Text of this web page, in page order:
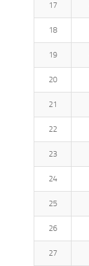
17
18
19
20
21
22
23
24
25
26
27